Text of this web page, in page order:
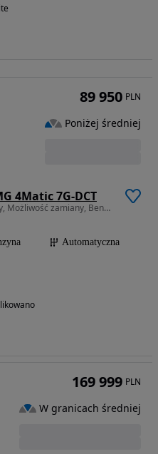
4Matic 7G-DCT
1991 cm3 • 360 KM • Zarejestrowany, Możliwość zamiany, Benzyna ///AMG, 4-matic
Automatyczna
89 950 PLN
Poniżej średniej
169 999 PLN
W granicach średniej